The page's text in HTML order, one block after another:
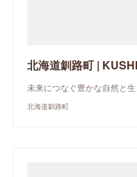
北海道釧路町 |
未来につなぐ豊かな自然と
北海道釧路町